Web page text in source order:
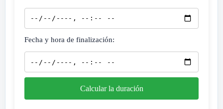
Fecha y hora de finalización:
Calcular la duración